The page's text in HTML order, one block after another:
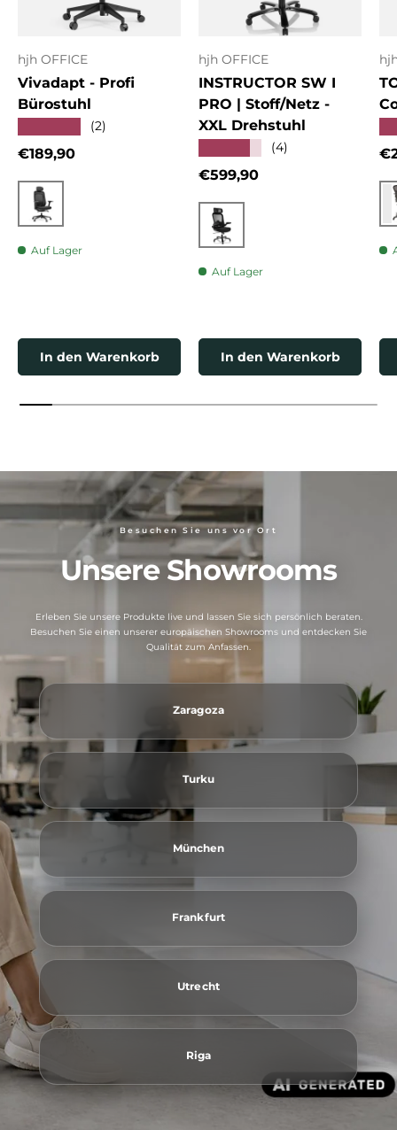
hjh OFFICE
Vivadapt - Profi
Bürostuhl
(2)
Normaler Preis
€189,90
Schwarz
Auf Lager
In den Warenkorb
hjh OFFICE
INSTRUCTOR SW I
PRO | Stoff/Netz -
XXL Drehstuhl
(4)
Normaler Preis
€599,90
Schwarz
Auf Lager
In den Warenkorb
Besuchen Sie uns vor Ort
Unsere Showrooms
Erleben Sie unsere Produkte live und lassen Sie sich persönlich beraten.
Besuchen Sie einen unserer europäischen Showrooms und entdecken Sie
Qualität zum Anfassen.
Zaragoza
Turku
München
Frankfurt
Utrecht
Riga